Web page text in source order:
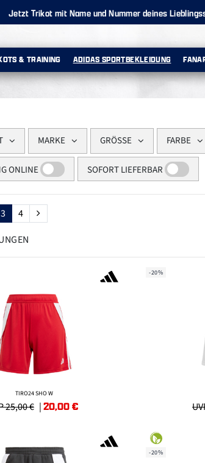
Jetzt Trikot mit Name und Nummer deines
& TRAINING ADIDAS SPORTBEKLEIDUNG
MARKE GRÖSSE FARBE
ONLINE SOFORT LIEFERBAR
3
4
TIRO24 SHO W
25,00 € |20,00€
-20%
-20%